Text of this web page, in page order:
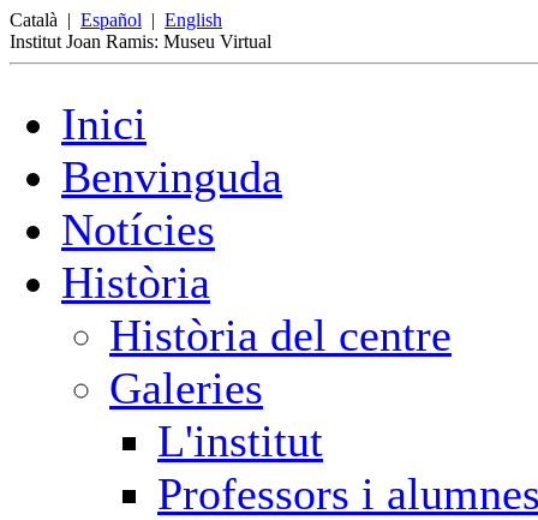
Català | Español | English
Institut Joan Ramis: Museu Virtual
Inici
Benvinguda
Notícies
Història
Història del centre
Galeries
L'institut
Professors i